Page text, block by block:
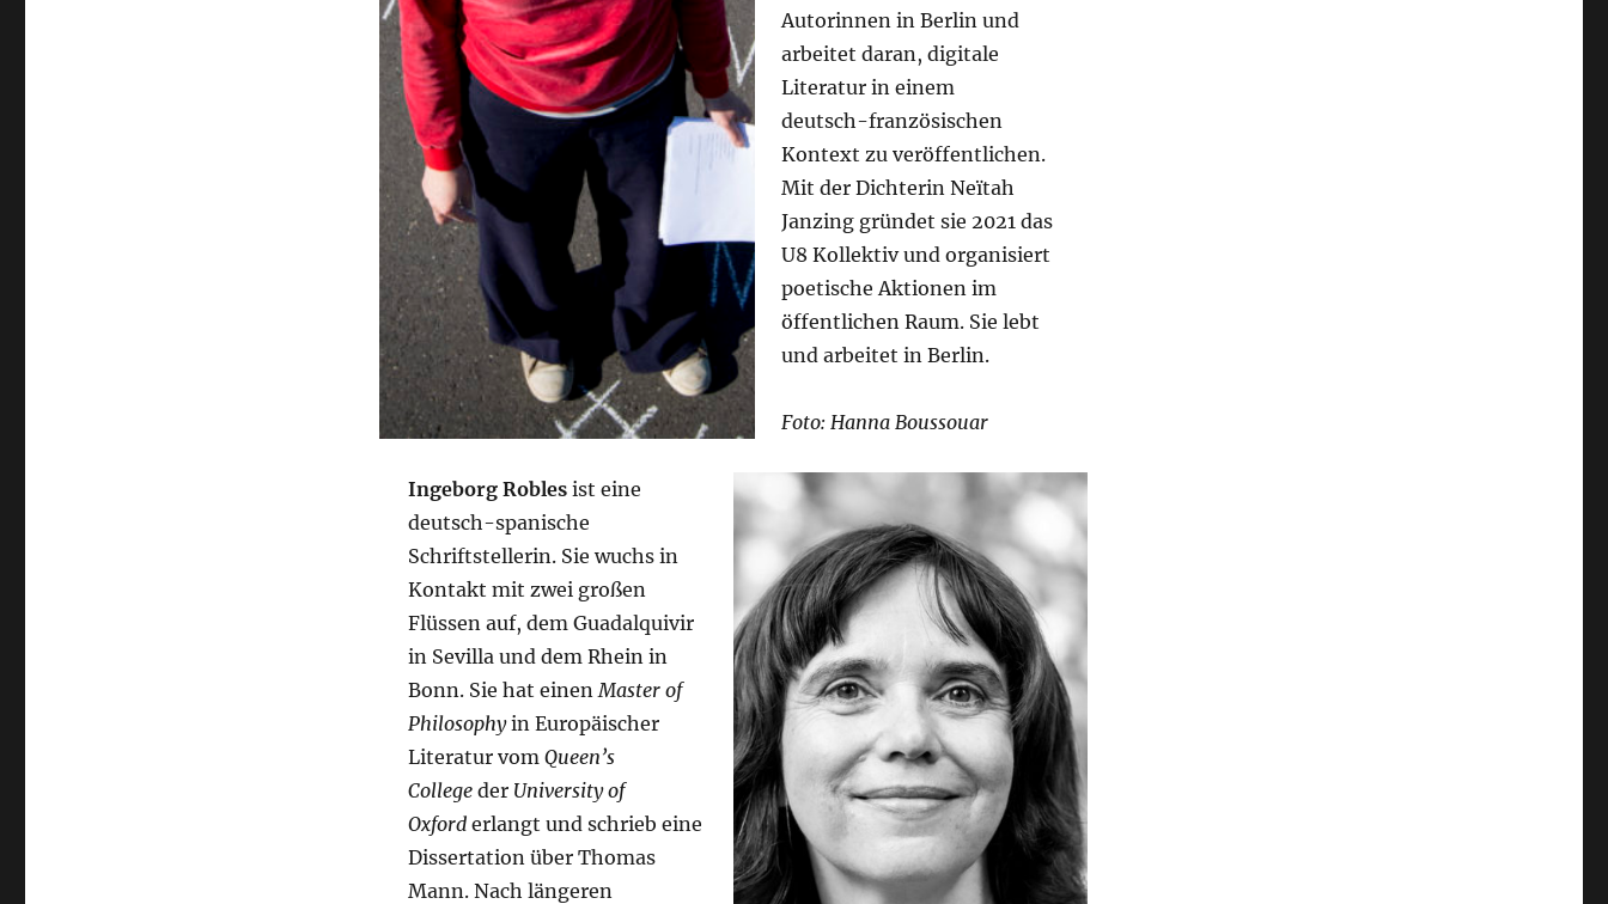
Autorinnen in Berlin und
arbeitet daran, digitale
Literatur in einem
deutsch-französischen
Kontext zu veröffentlichen.
Mit der Dichterin Neïtah
Janzing gründet sie 2021 das
U8 Kollektiv und organisiert
poetische Aktionen im
öffentlichen Raum. Sie lebt
und arbeitet in Berlin.
Foto: Hanna Boussouar
Ingeborg Roblesist eine
deutsch-spanische
Schriftstellerin. Sie wuchs in
Kontakt mit zwei großen
Flüssen auf, dem Guadalquivir
in Sevilla und dem Rhein in
Bonn. Sie hat einen Master of
Philosophyin Europäischer
Literatur vom Queen’s
Collegeder University of
Oxforderlangt und schrieb eine
Dissertation über Thomas
Mann. Nach längeren